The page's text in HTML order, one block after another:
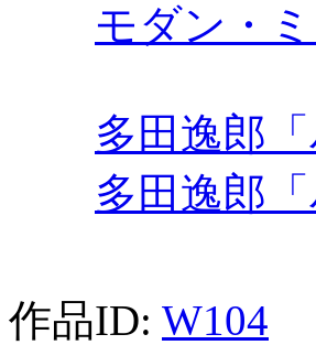
モダン・
多田逸郎
多田逸郎
作品ID: W104